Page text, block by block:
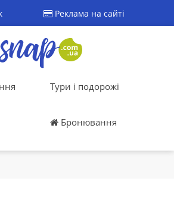
Реклама на сайті
Тури і подорожі
Бронювання